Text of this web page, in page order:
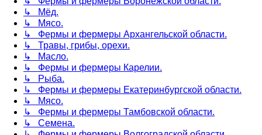
↳ Мёд.
↳ Мясо.
↳ Фермы и фермеры Архангельской области.
↳ Травы, грибы, орехи.
↳ Масло.
↳ Фермы и фермеры Карелии.
↳ Рыба.
↳ Фермы и фермеры Екатеринбургской области.
↳ Мясо.
↳ Фермы и фермеры Тамбовской области.
↳ Семена.